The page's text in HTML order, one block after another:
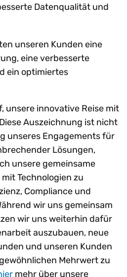
Datenqualität und
unseren Kunden eine
eine verbesserte
ein optimiertes
unsere innovative Reise mit
Auszeichnung ist nicht
unseres Engagements für
Lösungen,
unsere gemeinsame
Technologien zu
Compliance und
wir uns gemeinsam
wir uns weiterhin dafür
auszubauen, neue
und unseren Kunden
Mehrwert zu
mehr über unsere